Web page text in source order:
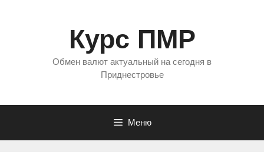
Курс ПМР
Обмен валют актуальный на сегодня в
Приднестровье
Меню